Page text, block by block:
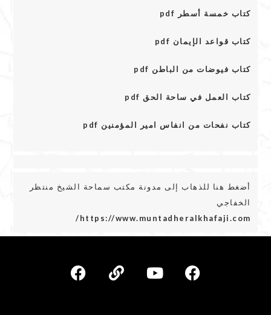
كتاب خمسة أسطر pdf
كتاب قواعد الإيمان pdf
كتاب فيوضات من الباطن pdf
كتاب العمل في ساحة الحق pdf
كتاب نفحات من انفاس امير المؤمنين pdf
أضغط هنا للذهاب إلى مدونة مكتب سماحة الشيخ منتظر
الخفاجي
https://www.muntadheralkhafaji.com/